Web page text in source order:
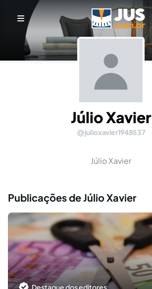
Júlio Xavier
julioxavier1948537
Júlio Xavier
Publicações de Júlio Xavier
Destaque dos editores